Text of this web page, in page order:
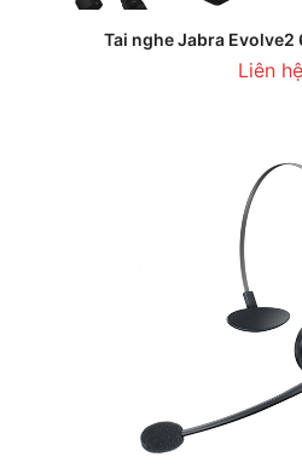
Tai nghe Jabra Evolve2
Liên hệ